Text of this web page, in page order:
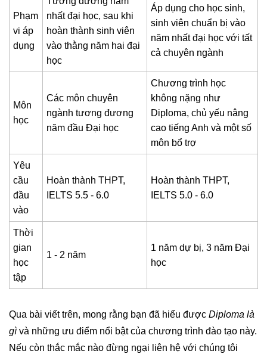
Phạm
vi áp
dụng
nhất đại học, sau khi
hoàn thành sinh viên
vào thằng năm hai đại
học
Áp dụng cho học sinh,
sinh viên chuẩn bị vào
năm nhất đại học với tất
cả chuyên ngành
Môn
học
Các môn chuyên
ngành tương đương
năm đầu Đại học
Chương trình học
không nặng như
Diploma, chủ yếu nâng
cao tiếng Anh và một số
môn bổ trợ
Yêu
cầu
đầu
vào
Hoàn thành THPT,
IELTS 5.5 - 6.0
Hoàn thành THPT,
IELTS 5.0 - 6.0
Thời
gian
học
tập
1 - 2 năm
1 năm dự bị, 3 năm Đại
học
Qua bài viết trên, mong rằng bạn đã hiểu được Diploma là
gì và những ưu điểm nổi bật của chương trình đào tạo này.
Nếu còn thắc mắc nào đừng ngại liên hệ với chúng tôi